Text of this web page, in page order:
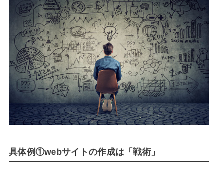
具体例①webサイトの作成は「戦術」